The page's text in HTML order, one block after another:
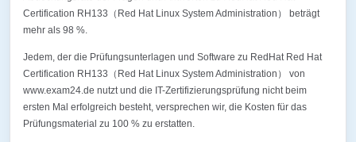
Certification RH133（Red Hat Linux System Administration） beträgt
mehr als 98 %.
Jedem, der die Prüfungsunterlagen und Software zu RedHat Red Hat
Certification RH133（Red Hat Linux System Administration） von
www.exam24.de nutzt und die IT-Zertifizierungsprüfung nicht beim
ersten Mal erfolgreich besteht, versprechen wir, die Kosten für das
Prüfungsmaterial zu 100 % zu erstatten.